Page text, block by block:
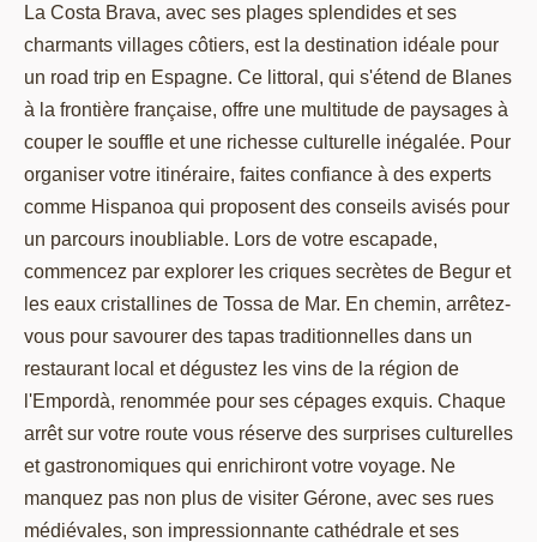
La Costa Brava, avec ses plages splendides et ses
charmants villages côtiers, est la destination idéale pour
un road trip en Espagne. Ce littoral, qui s'étend de Blanes
à la frontière française, offre une multitude de paysages à
couper le souffle et une richesse culturelle inégalée. Pour
organiser votre itinéraire, faites confiance à des experts
comme Hispanoa qui proposent des conseils avisés pour
un parcours inoubliable. Lors de votre escapade,
commencez par explorer les criques secrètes de Begur et
les eaux cristallines de Tossa de Mar. En chemin, arrêtez-
vous pour savourer des tapas traditionnelles dans un
restaurant local et dégustez les vins de la région de
l'Empordà, renommée pour ses cépages exquis. Chaque
arrêt sur votre route vous réserve des surprises culturelles
et gastronomiques qui enrichiront votre voyage. Ne
manquez pas non plus de visiter Gérone, avec ses rues
médiévales, son impressionnante cathédrale et ses